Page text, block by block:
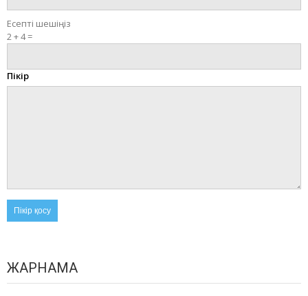
Есепті шешіңіз
2 + 4 =
Пікір
ЖАРНАМА